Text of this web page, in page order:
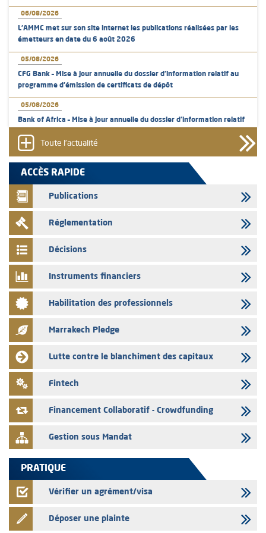
06/08/2026
L’AMMC met sur son site internet les publications réalisées par les
émetteurs en date du 6 août 2026
05/08/2026
CFG Bank – Mise à jour annuelle du dossier d’information relatif au
programme d'émission de certificats de dépôt
05/08/2026
Bank of Africa – Mise à jour annuelle du dossier d’information relatif
05/08/2026
L’AMMC met sur son site internet les publications réalisées par les
émetteurs en date du 5 août 2026
04/08/2026
L’AMMC met sur son site internet les publications réalisées par les
émetteurs en date du 4 août 2026
Saham Bank – Mise à jour annuelle du dossier d’information relatif au
03/08/2026
L’AMMC met sur son site internet les publications réalisées par les
émetteurs en date du 3 août 2026
03/08/2026
Liste des agréments et visas d'OPCVM accordés par l'AMMC pour le
mois de juillet 2026
03/08/2026
L' AMMC publie les indicateurs mensuels du marché des capitaux pour
le mois de Juin 2026
Toute l'actualité
ACCÈS RAPIDE
Publications
Réglementation
Décisions
Instruments financiers
Habilitation des professionnels
Marrakech Pledge
Lutte contre le blanchiment des capitaux
Fintech
Financement Collaboratif - Crowdfunding
Gestion sous Mandat
PRATIQUE
Vérifier un agrément/visa
Déposer une plainte